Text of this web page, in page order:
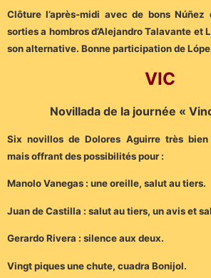
Clôture l’après-midi avec de bons
sorties a hombros d’Alejandro Talavante et
son alternative. Bonne participation de
VIC
Novillada de la journée «
Six novillos de Dolores Aguirre très bien
mais offrant des possibilités pour :
Manolo Vanegas : une oreille, salut au tiers.
Juan de Castilla : salut au tiers, un avis et
Gerardo Rivera : silence aux deux.
Vingt piques une chute, cuadra Bonijol.